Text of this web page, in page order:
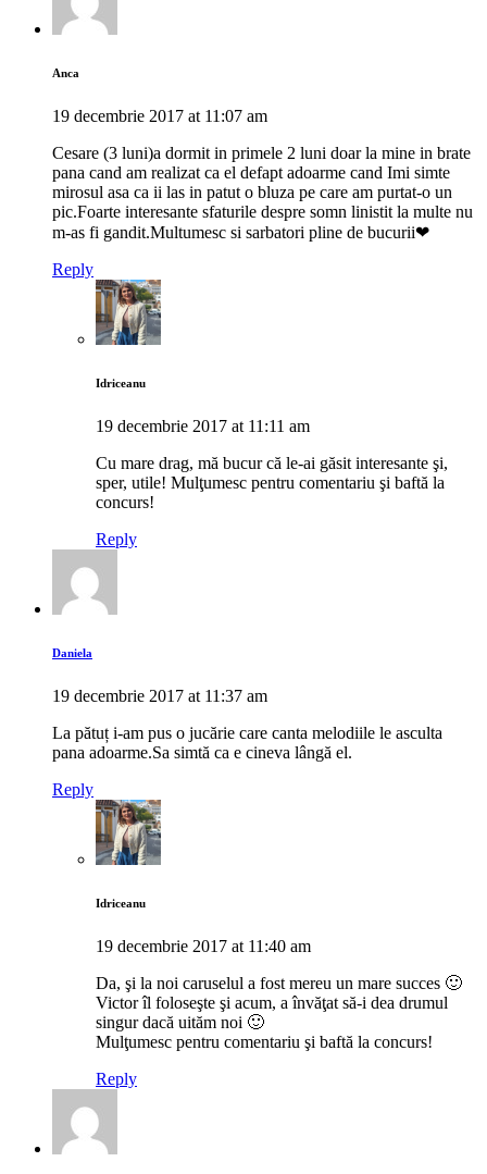
Anca
19 decembrie 2017 at 11:07 am
Cesare (3 luni)a dormit in primele 2 luni doar la mine in brate
pana cand am realizat ca el defapt adoarme cand Imi simte
mirosul asa ca ii las in patut o bluza pe care am purtat-o un
pic.Foarte interesante sfaturile despre somn linistit la multe nu
m-as fi gandit.Multumesc si sarbatori pline de bucurii❤
Reply
Idriceanu
19 decembrie 2017 at 11:11 am
Cu mare drag, mă bucur că le-ai găsit interesante şi,
sper, utile! Mulţumesc pentru comentariu şi baftă la
concurs!
Reply
Daniela
19 decembrie 2017 at 11:37 am
La pătuț i-am pus o jucărie care canta melodiile le asculta
pana adoarme.Sa simtă ca e cineva lângă el.
Reply
Idriceanu
19 decembrie 2017 at 11:40 am
Da, şi la noi caruselul a fost mereu un mare succes 🙂
Victor îl foloseşte şi acum, a învăţat să-i dea drumul
singur dacă uităm noi 🙂
Mulţumesc pentru comentariu şi baftă la concurs!
Reply